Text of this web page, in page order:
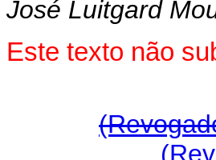
José Luitgard
Este texto não